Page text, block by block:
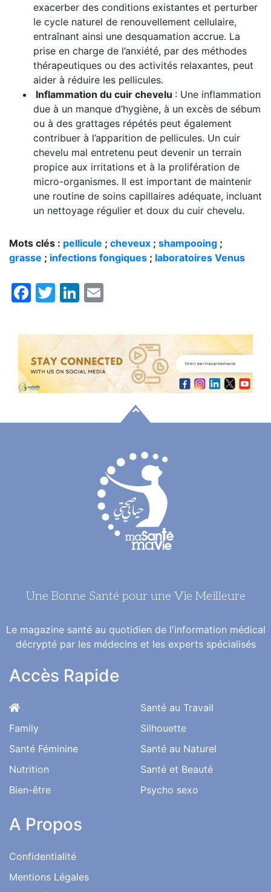
exacerber des conditions existantes et perturber
le cycle naturel de renouvellement cellulaire,
entraînant ainsi une desquamation accrue. La
prise en charge de l’anxiété, par des méthodes
thérapeutiques ou des activités relaxantes, peut
aider à réduire les pellicules.
Inflammation du cuir chevelu : Une inflammation
due à un manque d’hygiène, à un excès de sébum
ou à des grattages répétés peut également
contribuer à l’apparition de pellicules. Un cuir
chevelu mal entretenu peut devenir un terrain
propice aux irritations et à la prolifération de
micro-organismes. Il est important de maintenir
une routine de soins capillaires adéquate, incluant
un nettoyage régulier et doux du cuir chevelu.
Mots clés : pellicule ; cheveux ; shampooing ;
grasse ; infections fongiques ; laboratoires Venus
Facebook
TwitterLinkedIn
Une Bonne Santé pour une Vie Meilleure
Le magazine santé au quotidien de l'information médical
décrypté par les médecins et les experts spécialisés
Accès Rapide
Family
Santé Féminine
Nutrition
Bien-être
Santé au Travail
Silhouette
Santé au Naturel
Santé et Beauté
Psycho sexo
A Propos
Confidentialité
Mentions Légales